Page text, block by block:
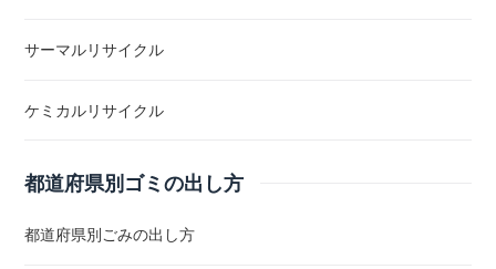
サーマルリサイクル
ケミカルリサイクル
都道府県別ゴミの出し方
都道府県別ごみの出し方